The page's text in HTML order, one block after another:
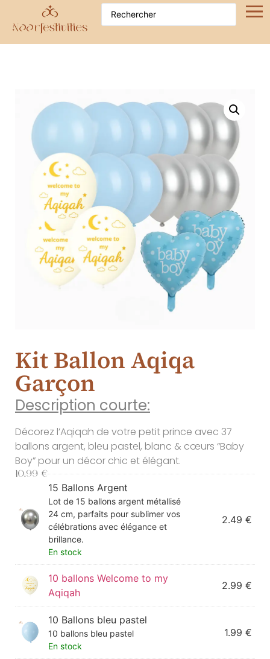
Kit Ballon Aqiqa
Garçon
Description courte:
Décorez l’Aqiqah de votre petit prince avec 37
ballons argent, bleu pastel, blanc & cœurs “Baby
Boy” pour un décor chic et élégant.
10.99€
15 Ballons Argent
Lot de 15 ballons argent métallisé
24 cm, parfaits pour sublimer vos
célébrations avec élégance et
brillance.
En stock
2.49 €
10 ballons Welcome to my
Aqiqah
2.99 €
10 Ballons bleu pastel
10 ballons bleu pastel
En stock
1.99 €